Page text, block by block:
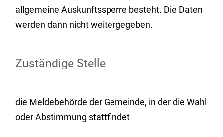
allgemeine Auskunftssperre besteht. Die Daten
werden dann nicht weitergegeben.
Zuständige Stelle
die Meldebehörde der Gemeinde, in der die Wahl
oder Abstimmung stattfindet